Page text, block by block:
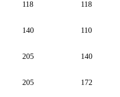
118 118
140 110
205 140
205 172